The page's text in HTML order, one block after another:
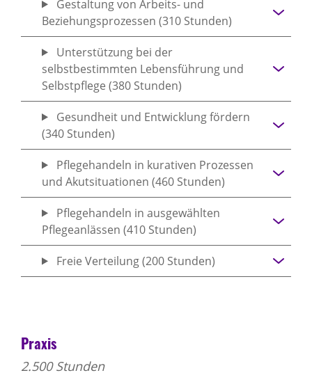
Gestaltung von Arbeits- und
Beziehungsprozessen (310 Stunden)
Unterstützung bei der
selbstbestimmten Lebensführung und
Selbstpflege (380 Stunden)
Gesundheit und Entwicklung fördern
(340 Stunden)
Pflegehandeln in kurativen Prozessen
und Akutsituationen (460 Stunden)
Pflegehandeln in ausgewählten
Pflegeanlässen (410 Stunden)
Freie Verteilung (200 Stunden)
Praxis
2.500 Stunden